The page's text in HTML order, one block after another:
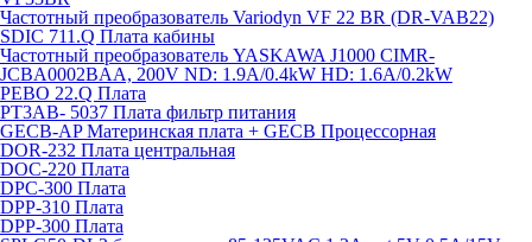
Частотный преобразователь Variodyn VF 22 BR (DR-VAB22)
SDIC 711.Q Плата кабины
Частотный преобразователь YASKAWA J1000 CIMR-
JCBA0002BAA, 200V ND: 1.9A/0.4kW HD: 1.6A/0.2kW
PEBO 22.Q Плата
РТ3АВ- 5037 Плата фильтр питания
GECB-AP Материнская плата + GECB Процессорная
DOR-232 Плата центральная
DOC-220 Плата
DPC-300 Плата
DPP-310 Плата
DPP-300 Плата